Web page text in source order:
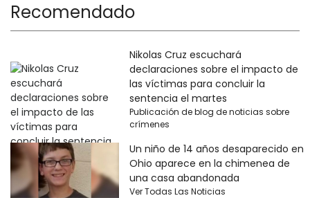
Recomendado
Nikolas Cruz escuchará
declaraciones sobre el impacto de
las víctimas para concluir la
sentencia el martes
Publicación de blog de noticias sobre
crímenes
Un niño de 14 años desaparecido en
Ohio aparece en la chimenea de
una casa abandonada
Ver Todas Las Noticias